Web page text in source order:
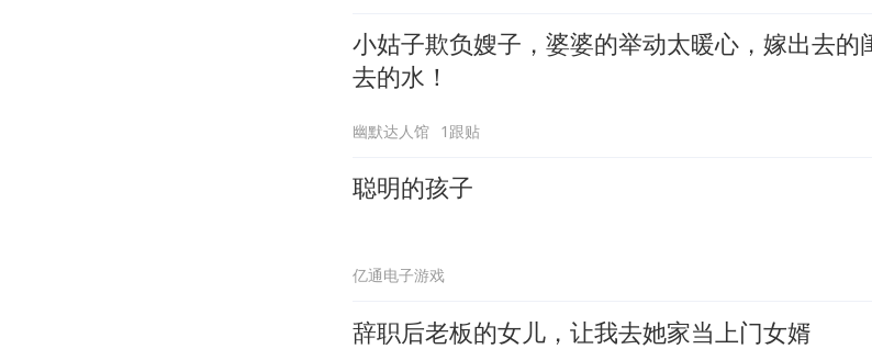
小姑子欺负嫂子，婆婆的举动太暖心，嫁出去的
去的水！
幽默达人馆 1跟贴
聪明的孩子
亿通电子游戏
辞职后老板的女儿，让我去她家当上门女婿